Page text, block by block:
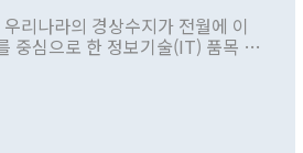
적은 여러 번 있지만 대통령과 유
표명한 것은 이례적이다. 정 장
야 한다는 목소리도 높아지고 있
리나라의 경상수지가 전월에 이
중심으로 한 정보기술(IT) 품목 수